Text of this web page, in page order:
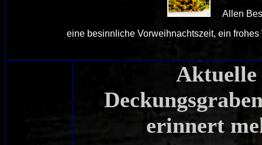
Allen
eine besinnliche Vorweihnachtszeit, ein
Aktuelle
erinnert